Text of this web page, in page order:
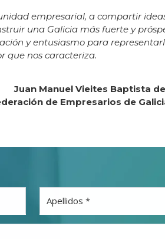
empresarial, a compartir
una Galicia más fuerte y
y entusiasmo para
que nos caracteriza.
Juan Manuel Vieites Baptista
de Empresarios de
Apellidos *